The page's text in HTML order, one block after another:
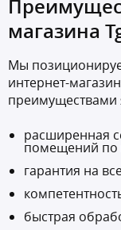
магазина
Мы
интернет-
преимуществами
расширенная
помещений по
гарантия на
быстрая